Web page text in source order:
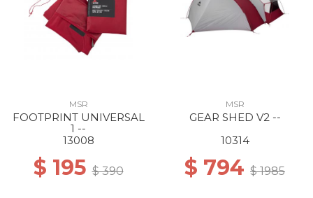
MSR
FOOTPRINT UNIVERSAL
1 --
13008
$ 195$ 390
MSR
GEAR SHED V2 --
10314
$ 794 $ 1985